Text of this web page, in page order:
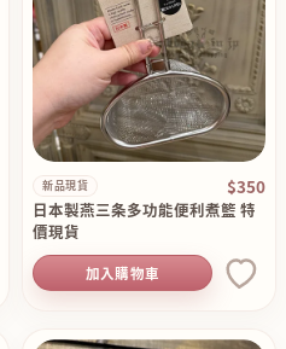
新品現貨 $350
日本製燕三条多功能便利煮籃 特
價現貨
加入購物車